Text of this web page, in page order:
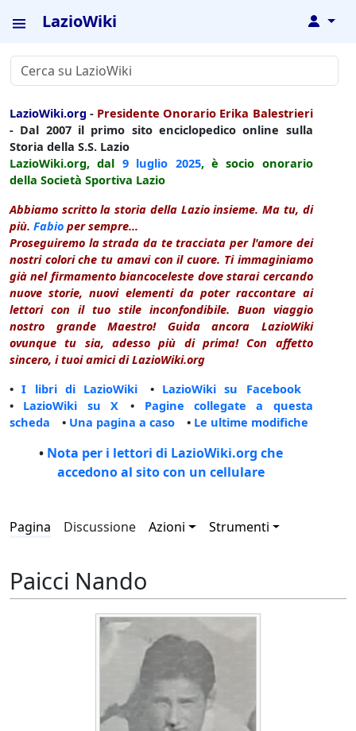
LazioWiki ↓
LazioWiki.org - Presidente Onorario Erika Balestrieri
- Dal 2007 il primo sito enciclopedico online sulla
Storia della S.S. Lazio
LazioWiki.org, dal 9 luglio 2025, è socio onorario
della Società Sportiva Lazio
Abbiamo scritto la storia della Lazio insieme. Ma tu, di
più. Fabio per sempre...
Proseguiremo la strada da te tracciata per l'amore dei
nostri colori che tu amavi con il cuore. Ti immaginiamo
già nel firmamento biancoceleste dove starai cercando
nuove storie, nuovi elementi da poter raccontare ai
lettori con il tuo stile inconfondibile. Buon viaggio
nostro grande Maestro! Guida ancora LazioWiki
ovunque tu sia, adesso più di prima! Con affetto
sincero, i tuoi amici di LazioWiki.org
•I libri di LazioWiki • LazioWiki su Facebook
• LazioWiki su X • Pagine collegate a questa
scheda • Una pagina a caso • Le ultime modifiche
• Nota per i lettori di LazioWiki.org che
accedono al sito con un cellulare
Pagina Discussione Azioni Strumenti
Paicci Nando